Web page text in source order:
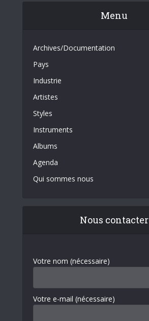
Menu
Archives/Documentation
Pays
Industrie
Artistes
Styles
Instruments
Albums
Agenda
Qui sommes nous
Nous contacter
Votre nom (nécessaire)
Votre e-mail (nécessaire)